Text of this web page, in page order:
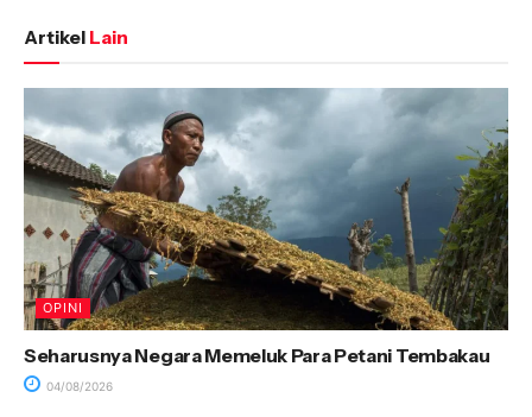
Artikel Lain
OPINI
Seharusnya Negara Memeluk Para Petani Tembakau
04/08/2026